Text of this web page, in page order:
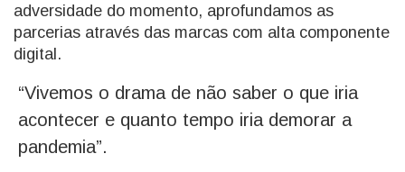
adversidade do momento, aprofundamos as
parcerias através das marcas com alta componente
digital.
“Vivemos o drama de não saber o que iria
acontecer e quanto tempo iria demorar a
pandemia”.